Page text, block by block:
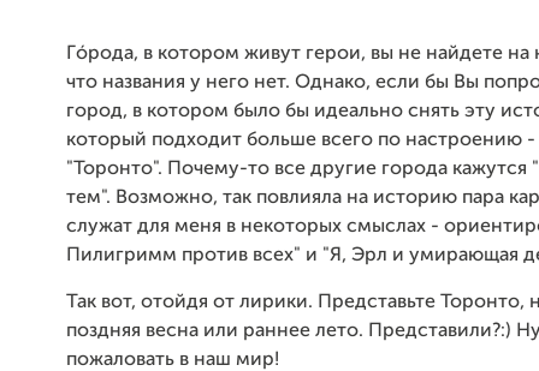
Гóрода, в котором живут герои, вы не найдете на
что названия у него нет. Однако, если бы Вы
город, в котором было бы идеально снять эту
который подходит больше всего по настроению -
"Торонто". Почему-то все другие города кажутся
тем". Возможно, так повлияла на историю пара
служат для меня в некоторых смыслах -
Пилигримм против всех" и "Я, Эрл и умирающая
Так вот, отойдя от лирики. Представьте Торонто,
поздняя весна или раннее лето. Представили?:)
пожаловать в наш мир!